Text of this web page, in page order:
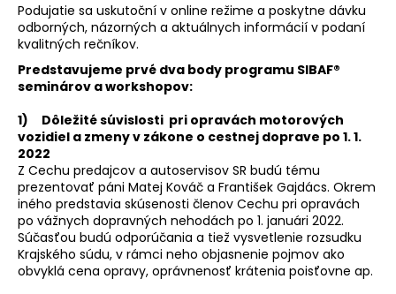
Podujatie sa uskutoční v online režime a poskytne dávku
odborných, názorných a aktuálnych informácií v podaní
kvalitných rečníkov.
Predstavujeme prvé dva body programu SIBAF®
seminárov a workshopov:
1) Dôležité súvislosti pri opravách motorových
vozidiel a zmeny v zákone o cestnej doprave po 1. 1.
2022
Z Cechu predajcov a autoservisov SR budú tému
prezentovať páni Matej Kováč a František Gajdács. Okrem
iného predstavia skúsenosti členov Cechu pri opravách
po vážnych dopravných nehodách po 1. januári 2022.
Súčasťou budú odporúčania a tiež vysvetlenie rozsudku
Krajského súdu, v rámci neho objasnenie pojmov ako
obvyklá cena opravy, oprávnenosť krátenia poisťovne ap.
e
n
á
j
s
ť
?
HĽADAŤ